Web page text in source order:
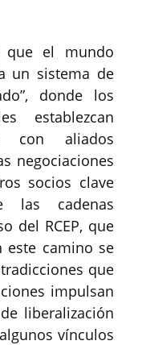
que el mundo
un sistema de
donde los
establezcan
con aliados
negociaciones
socios clave
las cadenas
del RCEP, que
este camino se
que
impulsan
liberalización
vínculos